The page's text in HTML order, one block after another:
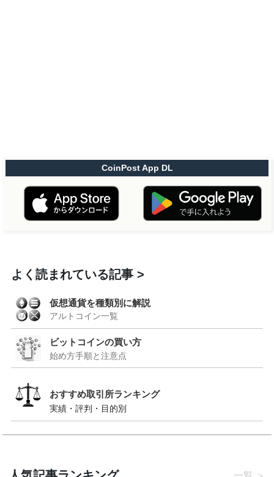
CoinPost App DL
よく読まれている記事
仮想通貨を種類別に解説
アルトコイン一覧
ビットコインの買い方
始め方手順と注意点
おすすめ取引所ランキング
実績・評判・目的別